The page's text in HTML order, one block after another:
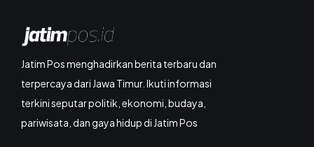
Jatim Pos menghadirkan berita terbaru dan
terpercaya dari Jawa Timur. Ikuti informasi
terkini seputar politik, ekonomi, budaya,
pariwisata, dan gaya hidup di Jatim Pos